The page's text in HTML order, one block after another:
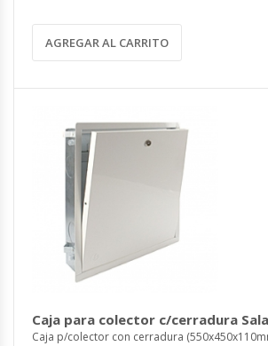
AGREGAR AL CARRITO
Caja para colector c/cerradura
Caja p/colector con cerradura